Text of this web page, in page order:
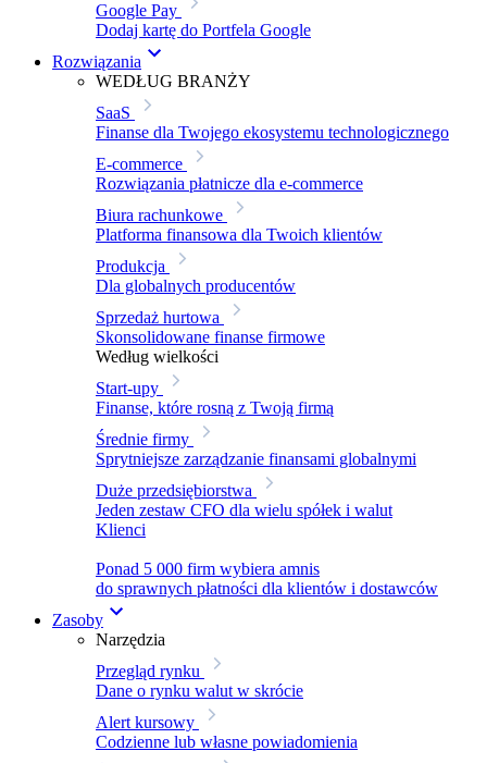
Google Pay
Dodaj kartę do Portfela Google
Rozwiązania
WEDŁUG BRANŻY
SaaS
Finanse dla Twojego ekosystemu technologicznego
E-commerce
Rozwiązania płatnicze dla e-commerce
Biura rachunkowe
Platforma finansowa dla Twoich klientów
Produkcja
Dla globalnych producentów
Sprzedaż hurtowa
Skonsolidowane finanse firmowe
Według wielkości
Start-upy
Finanse, które rosną z Twoją firmą
Średnie firmy
Sprytniejsze zarządzanie finansami globalnymi
Duże przedsiębiorstwa
Jeden zestaw CFO dla wielu spółek i walut
Klienci
Ponad 5 000 firm wybiera amnis
do sprawnych płatności dla klientów i dostawców
Zasoby
Narzędzia
Przegląd rynku
Dane o rynku walut w skrócie
Alert kursowy
Codzienne lub własne powiadomienia